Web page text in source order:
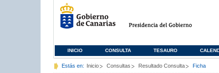
INICIO CONSULTA TESAURO
Estás en: Inicio Consultas Resultado Consulta Ficha